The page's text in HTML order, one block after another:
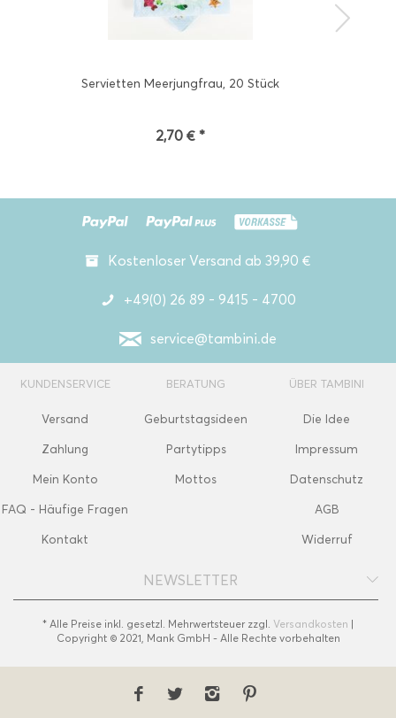
Servietten Meerjungfrau, 20 Stück
2,70 € *
Kostenloser Versand ab 39,90 €
+49(0) 26 89 - 9415 - 4700
service@tambini.de
KUNDENSERVICE
Versand
Zahlung
Mein Konto
FAQ - Häufige Fragen
Kontakt
BERATUNG
Geburtstagsideen
Partytipps
Mottos
ÜBER TAMBINI
Die Idee
Impressum
Datenschutz
AGB
Widerruf
NEWSLETTER
* Alle Preise inkl. gesetzl. Mehrwertsteuer zzgl. Versandkosten |
Copyright © 2021, Mank GmbH - Alle Rechte vorbehalten